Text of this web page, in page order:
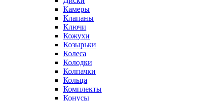
Камеры
Клапаны
Ключи
Кожухи
Козырьки
Колеса
Колодки
Колпачки
Кольца
Комплекты
Конусы